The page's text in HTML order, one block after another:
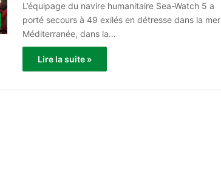
L’équipage du navire humanitaire Sea-Watch 5 a
porté secours à 49 exilés en détresse dans la mer
Méditerranée, dans la…
Lire la suite »